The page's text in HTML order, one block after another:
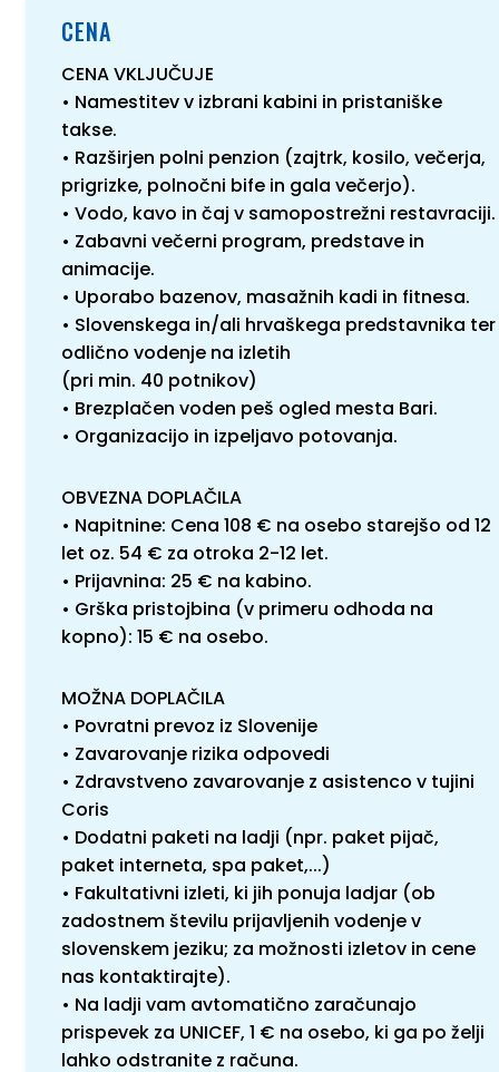
CENA
CENA VKLJUČUJE
• Namestitev v izbrani kabini in pristaniške
takse.
• Razširjen polni penzion (zajtrk, kosilo, večerja,
prigrizke, polnočni bife in gala večerjo).
• Vodo, kavo in čaj v samopostrežni restavraciji.
• Zabavni večerni program, predstave in
animacije.
• Uporabo bazenov, masažnih kadi in fitnesa.
• Slovenskega in/ali hrvaškega predstavnika ter
odlično vodenje na izletih
(pri min. 40 potnikov)
• Brezplačen voden peš ogled mesta Bari.
• Organizacijo in izpeljavo potovanja.
OBVEZNA DOPLAČILA
• Napitnine: Cena 108 € na osebo starejšo od 12
let oz. 54 € za otroka 2-12 let.
• Prijavnina: 25 € na kabino.
• Grška pristojbina (v primeru odhoda na
kopno): 15 € na osebo.
MOŽNA DOPLAČILA
• Povratni prevoz iz Slovenije
• Zavarovanje rizika odpovedi
• Zdravstveno zavarovanje z asistenco v tujini
Coris
• Dodatni paketi na ladji (npr. paket pijač,
paket interneta, spa paket,...)
• Fakultativni izleti, ki jih ponuja ladjar (ob
zadostnem številu prijavljenih vodenje v
slovenskem jeziku; za možnosti izletov in cene
nas kontaktirajte).
• Na ladji vam avtomatično zaračunajo
prispevek za UNICEF, 1 € na osebo, ki ga po želji
lahko odstranite z računa.